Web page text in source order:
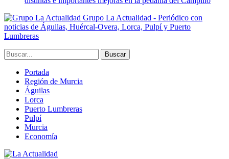
Grupo La Actualidad - Periódico con
noticias de Águilas, Huércal-Overa, Lorca, Pulpí y Puerto
Lumbreras
Portada
Región de Murcia
Águilas
Lorca
Puerto Lumbreras
Pulpí
Murcia
Economía